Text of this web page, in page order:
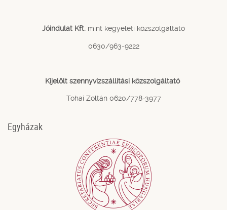
Jóindulat Kft. mint kegyeleti közszolgáltató
0630/963-9222
Kijelölt szennyvízszállítási közszolgáltató
Tohai Zoltán 0620/778-3977
Egyházak